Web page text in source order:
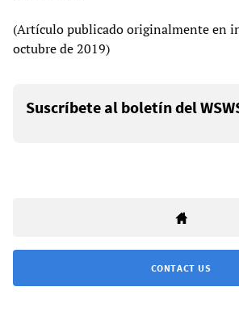
(Artículo publicado originalmente en
octubre de 2019)
Suscríbete al boletín del
CONTACT US